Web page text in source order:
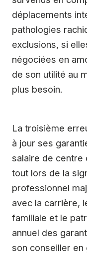
déplacements
pathologies
exclusions, si
négociées en
de son utilité au
plus besoin.
La troisième
à jour ses
salaire de centre
tout lors de la
professionnel
avec la carrière,
familiale et le
annuel des
son conseiller